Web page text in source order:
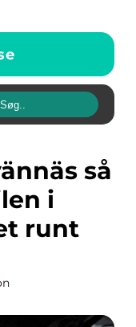
i
runt